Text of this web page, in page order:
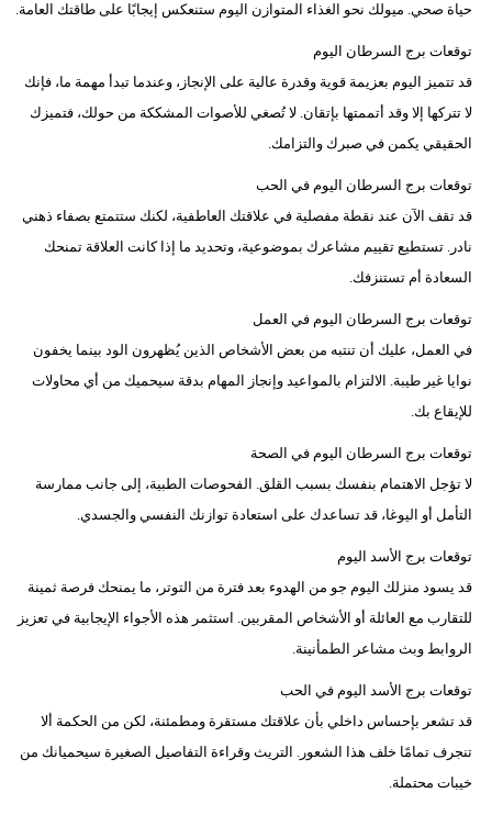
حياة صحي. ميولك نحو الغذاء المتوازن اليوم ستنعكس إيجابًا على طاقتك العامة.
توقعات برج السرطان اليوم
قد تتميز اليوم بعزيمة قوية وقدرة عالية على الإنجاز، وعندما تبدأ مهمة ما، فإنك
لا تتركها إلا وقد أتممتها بإتقان. لا تُصغي للأصوات المشككة من حولك، فتميزك
الحقيقي يكمن في صبرك والتزامك.
توقعات برج السرطان اليوم في الحب
قد تقف الآن عند نقطة مفصلية في علاقتك العاطفية، لكنك ستتمتع بصفاء ذهني
نادر. تستطيع تقييم مشاعرك بموضوعية، وتحديد ما إذا كانت العلاقة تمنحك
السعادة أم تستنزفك.
توقعات برج السرطان اليوم في العمل
في العمل، عليك أن تنتبه من بعض الأشخاص الذين يُظهرون الود بينما يخفون
نوايا غير طيبة. الالتزام بالمواعيد وإنجاز المهام بدقة سيحميك من أي محاولات
للإيقاع بك.
توقعات برج السرطان اليوم في الصحة
لا تؤجل الاهتمام بنفسك بسبب القلق. الفحوصات الطبية، إلى جانب ممارسة
التأمل أو اليوغا، قد تساعدك على استعادة توازنك النفسي والجسدي.
توقعات برج الأسد اليوم
قد يسود منزلك اليوم جو من الهدوء بعد فترة من التوتر، ما يمنحك فرصة ثمينة
للتقارب مع العائلة أو الأشخاص المقربين. استثمر هذه الأجواء الإيجابية في تعزيز
الروابط وبث مشاعر الطمأنينة.
توقعات برج الأسد اليوم في الحب
قد تشعر بإحساس داخلي بأن علاقتك مستقرة ومطمئنة، لكن من الحكمة ألا
تنجرف تمامًا خلف هذا الشعور. التريث وقراءة التفاصيل الصغيرة سيحميانك من
خيبات محتملة.